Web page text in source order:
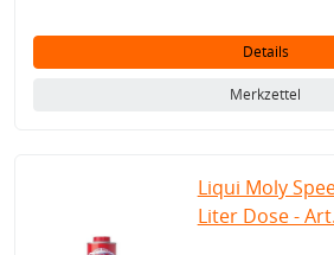
Details
Merkzettel
Liqui Moly
Liter Dose -